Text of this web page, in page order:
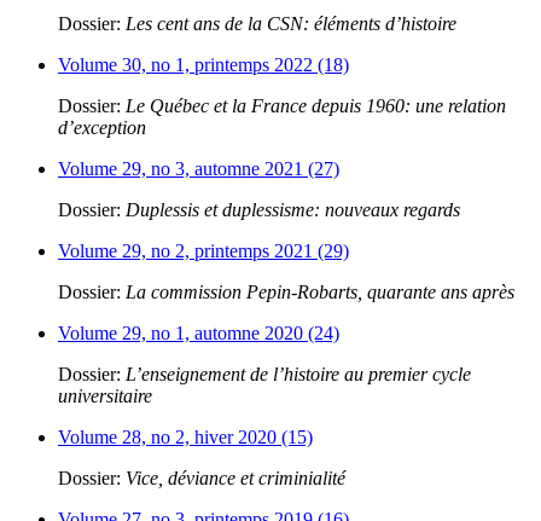
Dossier: Les cent ans de la CSN: éléments d’histoire
Volume 30, no 1, printemps 2022 (18)
Dossier: Le Québec et la France depuis 1960: une relation
d’exception
Volume 29, no 3, automne 2021 (27)
Dossier: Duplessis et duplessisme: nouveaux regards
Volume 29, no 2, printemps 2021 (29)
Dossier: La commission Pepin-Robarts, quarante ans après
Volume 29, no 1, automne 2020 (24)
Dossier: L’enseignement de l’histoire au premier cycle
universitaire
Volume 28, no 2, hiver 2020 (15)
Dossier: Vice, déviance et criminialité